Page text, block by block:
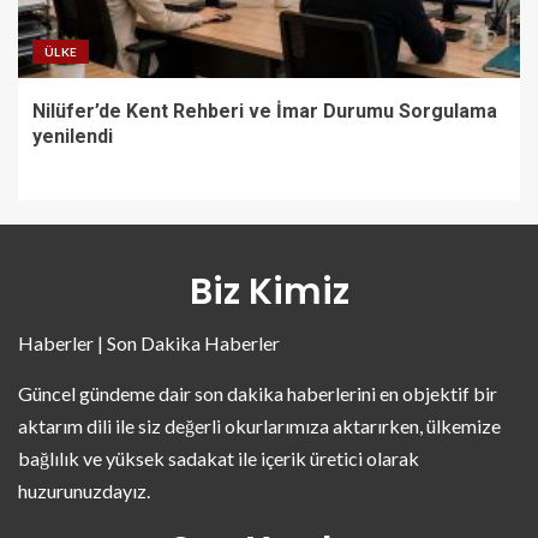
ÜLKE
Nilüfer’de Kent Rehberi ve İmar Durumu Sorgulama
yenilendi
Biz Kimiz
Haberler | Son Dakika Haberler
Güncel gündeme dair son dakika haberlerini en objektif bir
aktarım dili ile siz değerli okurlarımıza aktarırken, ülkemize
bağlılık ve yüksek sadakat ile içerik üretici olarak
huzurunuzdayız.